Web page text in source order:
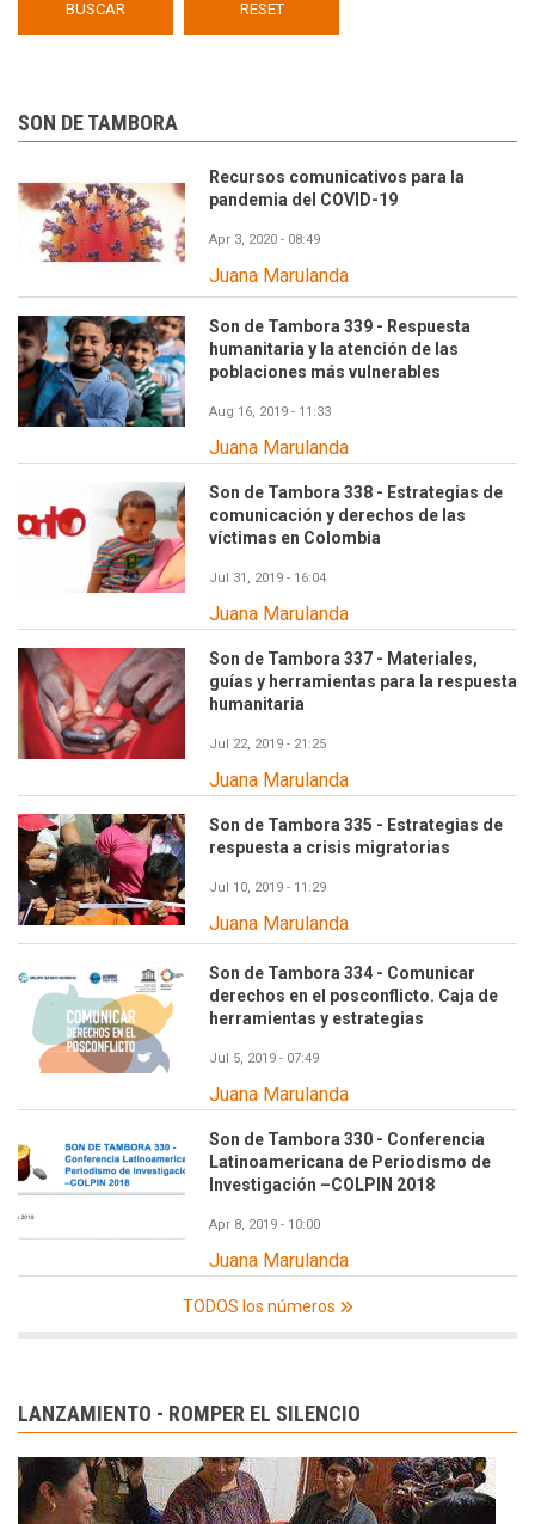
SON DE TAMBORA
Recursos comunicativos para la
pandemia del COVID-19
Apr 3, 2020 - 08:49
Juana Marulanda
Son de Tambora 339 - Respuesta
humanitaria y la atención de las
poblaciones más vulnerables
Aug 16, 2019 - 11:33
Juana Marulanda
Son de Tambora 338 - Estrategias de
comunicación y derechos de las
víctimas en Colombia
Jul 31, 2019 - 16:04
Juana Marulanda
Son de Tambora 337 - Materiales,
guías y herramientas para la respuesta
humanitaria
Jul 22, 2019 - 21:25
Juana Marulanda
Son de Tambora 335 - Estrategias de
respuesta a crisis migratorias
Jul 10, 2019 - 11:29
Juana Marulanda
Son de Tambora 334 - Comunicar
derechos en el posconflicto. Caja de
herramientas y estrategias
Jul 5, 2019 - 07:49
Juana Marulanda
Son de Tambora 330 - Conferencia
Latinoamericana de Periodismo de
Investigación –COLPIN 2018
Apr 8, 2019 - 10:00
Juana Marulanda
TODOS los números
LANZAMIENTO - ROMPER EL SILENCIO